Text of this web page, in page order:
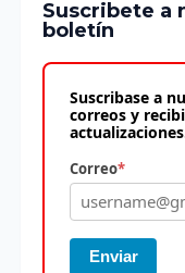
Suscribete a
boletín
Suscribase a
correos y
Correo*
Enviar